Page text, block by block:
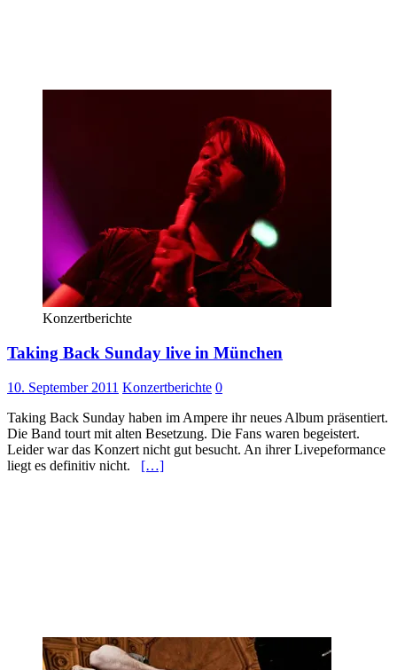
Konzertberichte
Taking Back Sunday live in München
10. September 2011 Konzertberichte 0
Taking Back Sunday haben im Ampere ihr neues Album präsentiert.
Die Band tourt mit alten Besetzung. Die Fans waren begeistert.
Leider war das Konzert nicht gut besucht. An ihrer Livepeformance
liegt es definitiv nicht. […]